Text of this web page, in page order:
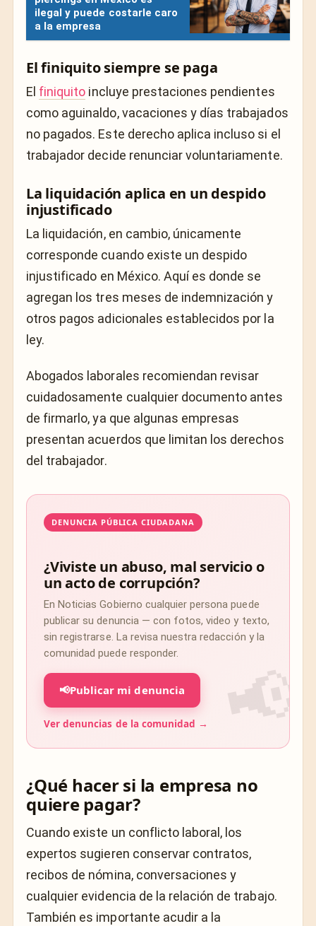
ilegal y puede costarle caro
a la empresa
El finiquito siempre se paga
El finiquito incluye prestaciones pendientes
como aguinaldo, vacaciones y días trabajados
no pagados. Este derecho aplica incluso si el
trabajador decide renunciar voluntariamente.
La liquidación aplica en un despido
injustificado
La liquidación, en cambio, únicamente
corresponde cuando existe un despido
injustificado en México. Aquí es donde se
agregan los tres meses de indemnización y
otros pagos adicionales establecidos por la
ley.
Abogados laborales recomiendan revisar
cuidadosamente cualquier documento antes
de firmarlo, ya que algunas empresas
presentan acuerdos que limitan los derechos
del trabajador.
DENUNCIA PÚBLICA CIUDADANA
¿Viviste un abuso, mal servicio o
un acto de corrupción?
En Noticias Gobierno cualquier persona puede
publicar su denuncia — con fotos, video y texto,
sin registrarse. La revisa nuestra redacción y la
comunidad puede responder.
📢Publicar mi denuncia
Ver denuncias de la comunidad →
¿Qué hacer si la empresa no
quiere pagar?
Cuando existe un conflicto laboral, los
expertos sugieren conservar contratos,
recibos de nómina, conversaciones y
cualquier evidencia de la relación de trabajo.
También es importante acudir a la